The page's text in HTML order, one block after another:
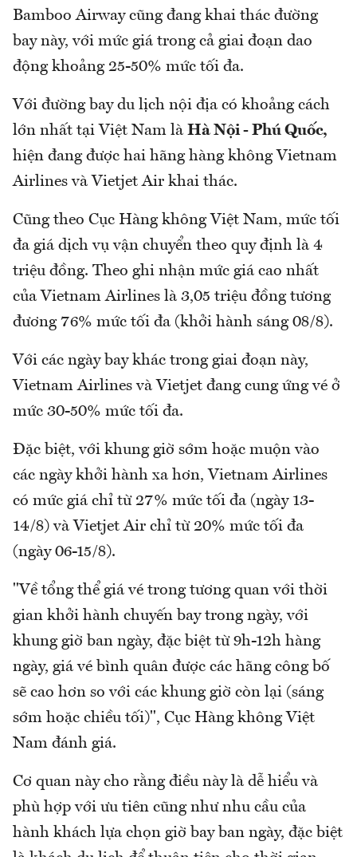
Bamboo Airway cũng đang khai thác đường
bay này, với mức giá trong cả giai đoạn dao
động khoảng 25-50% mức tối đa.
Với đường bay du lịch nội địa có khoảng cách
lớn nhất tại Việt Nam là Hà Nội - Phú Quốc,
hiện đang được hai hãng hàng không Vietnam
Airlines và Vietjet Air khai thác.
Cũng theo Cục Hàng không Việt Nam, mức tối
đa giá dịch vụ vận chuyển theo quy định là 4
triệu đồng. Theo ghi nhận mức giá cao nhất
của Vietnam Airlines là 3,05 triệu đồng tương
đương 76% mức tối đa (khởi hành sáng 08/8).
Với các ngày bay khác trong giai đoạn này,
Vietnam Airlines và Vietjet đang cung ứng vé ở
mức 30-50% mức tối đa.
Đặc biệt, với khung giờ sớm hoặc muộn vào
các ngày khởi hành xa hơn, Vietnam Airlines
có mức giá chỉ từ 27% mức tối đa (ngày 13-
14/8) và Vietjet Air chỉ từ 20% mức tối đa
(ngày 06-15/8).
"Về tổng thể giá vé trong tương quan với thời
gian khởi hành chuyến bay trong ngày, với
khung giờ ban ngày, đặc biệt từ 9h-12h hàng
ngày, giá vé bình quân được các hãng công bố
sẽ cao hơn so với các khung giờ còn lại (sáng
sớm hoặc chiều tối)", Cục Hàng không Việt
Nam đánh giá.
Cơ quan này cho rằng điều này là dễ hiểu và
phù hợp với ưu tiên cũng như nhu cầu của
hành khách lựa chọn giờ bay ban ngày, đặc biệt